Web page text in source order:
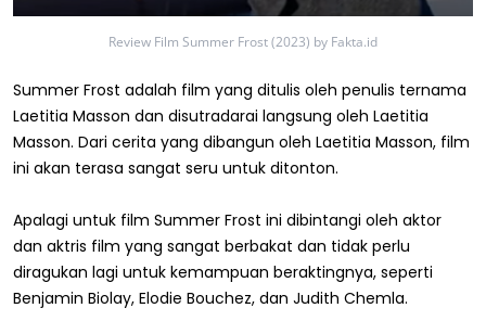
Review Film Summer Frost (2023) by Fakta.id
Summer Frost adalah film yang ditulis oleh penulis ternama
Laetitia Masson dan disutradarai langsung oleh Laetitia
Masson. Dari cerita yang dibangun oleh Laetitia Masson, film
ini akan terasa sangat seru untuk ditonton.
Apalagi untuk film Summer Frost ini dibintangi oleh aktor
dan aktris film yang sangat berbakat dan tidak perlu
diragukan lagi untuk kemampuan beraktingnya, seperti
Benjamin Biolay, Elodie Bouchez, dan Judith Chemla.